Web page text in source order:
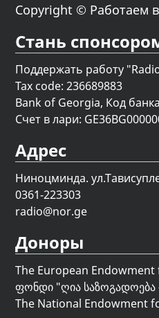
Copyright © Работаем в
Стань
Поддержать работу
Tax code: 236689883
Bank of Georgia, Код
Счет в лари:
Адрес
Ниноцминда.
0361-223303
radio@nor.ge
Доноры
The European Endowment
ფონდი "ღია
The National Endowment